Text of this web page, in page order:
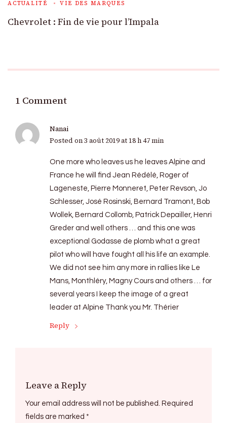
ACTUALITÉ VIE DES MARQUES
Chevrolet : Fin de vie pour l’Impala
1 Comment
Nanai
Posted on3 août 2019 at 18 h 47 min
One more who leaves us he leaves Alpine and
France he will find Jean Rédélé, Roger of
Lageneste, Pierre Monneret, Peter Revson, Jo
Schlesser, José Rosinski, Bernard Tramont, Bob
Wollek, Bernard Collomb, Patrick Depailler, Henri
Greder and well others … and this one was
exceptional Godasse de plomb what a great
pilot who will have fought all his life an example.
We did not see him any more in rallies like Le
Mans, Monthléry, Magny Cours and others … for
several years I keep the image of a great
leader at Alpine Thank you Mr. Thérier
Reply
Leave a Reply
Your email address will not be published. Required
fields are marked *